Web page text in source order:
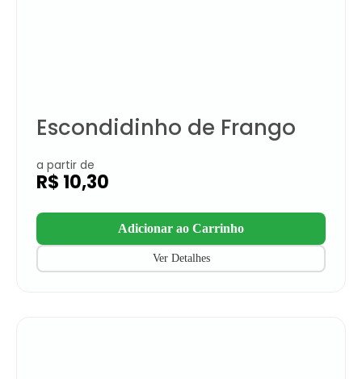
Escondidinho de Frango
a partir de
R$ 10,30
Adicionar ao Carrinho
Ver Detalhes